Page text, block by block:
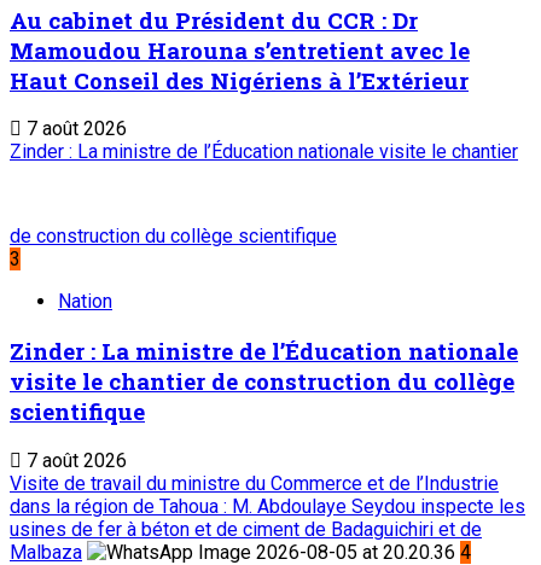
Au cabinet du Président du CCR : Dr
Mamoudou Harouna s’entretient avec le
Haut Conseil des Nigériens à l’Extérieur
7 août 2026
Zinder : La ministre de l’Éducation nationale visite le chantier
de construction du collège scientifique
3
Nation
Zinder : La ministre de l’Éducation nationale
visite le chantier de construction du collège
scientifique
7 août 2026
Visite de travail du ministre du Commerce et de l’Industrie
dans la région de Tahoua : M. Abdoulaye Seydou inspecte les
usines de fer à béton et de ciment de Badaguichiri et de
Malbaza
4